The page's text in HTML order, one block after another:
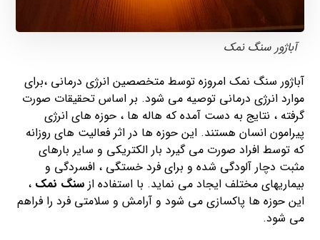
آباژور سنگ نمک
آباژور سنگ نمک امروزه توسط متخصصین انرژی درمانی ،برای
موارد انرژی درمانی توصیه می شود. بر اساس تحقیقات صورت
گرفته ، نتایج به دست آمده که هاله ها ، حوزه های انرژی
پیرامون انسان هستند. این حوزه ها در اثر فعالیت های روزانه
که توسط افراد صورت می گیرد بار الکتریکی و سایر بارهای
مثبت دچار آلودگی شده و برای فرد خستگی ، افسردگی و
بیماریهای مختلف ایجاد می نماید. با استفاده ازسنگ نمک ،
این حوزه ها پاکسازی می شود و آرامش و سلامتی فرد را فراهم
می‌ شود.